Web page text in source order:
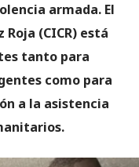
armada. El
(CICR) está
tanto para
como para
a la asistencia